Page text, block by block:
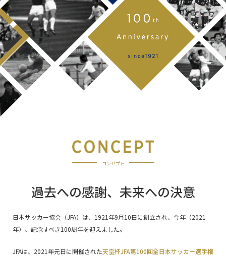
コンセプト
過去への感謝、未来への決意
日本サッカー協会（JFA）は、1921年9月10日に創立され、今年（2021
年）、記念すべき100周年を迎えました。
JFAは、2021年元日に開催された天皇杯JFA第100回全日本サッカー選手権